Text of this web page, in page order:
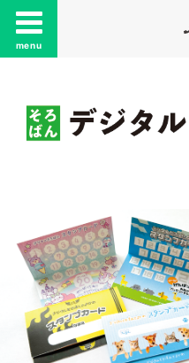
menu